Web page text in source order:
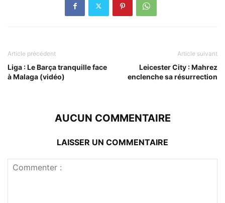
Article précédent
Liga : Le Barça tranquille face
à Malaga (vidéo)
Article suivant
Leicester City : Mahrez
enclenche sa résurrection
AUCUN COMMENTAIRE
LAISSER UN COMMENTAIRE